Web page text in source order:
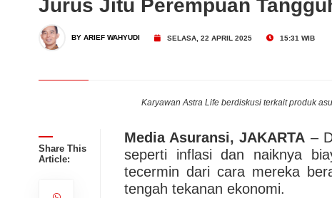
Risiko Maritim di Tengah
Kuartal III/2026,
Ekspektasi
BI: Cadangan Devisa Tetap
Jurus Jitu Perempuan
BY ARIEF WAHYUDI SELASA, 22 APRIL 2025 15:31 WIB
Karyawan Astra Life berdiskusi terkait produk
Share This
Article:
Media Asuransi, JAKARTA –
seperti inflasi dan naiknya
tecermin dari cara mereka
tengah tekanan ekonomi.